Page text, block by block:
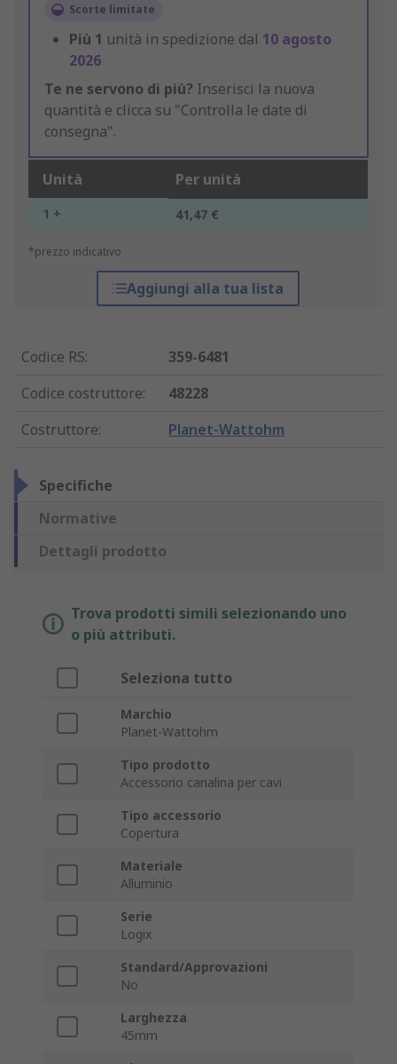
Scorte limitate
Più 1 unità in spedizione dal 10 agosto
2026
Te ne servono di più? Inserisci la nuova
quantità e clicca su "Controlla le date di
consegna".
Unità Per unità
1 + 41,47 €
*prezzo indicativo
Aggiungi alla tua lista
Codice RS:
359-6481
Codice costruttore:
48228
Costruttore: Planet-Wattohm
Specifiche
Normative
Dettagli prodotto
Trova prodotti simili selezionando uno
o più attributi.
Seleziona tutto
Marchio
Planet-Wattohm
Tipo prodotto
Accessorio canalina per cavi
Tipo accessorio
Copertura
Materiale
Alluminio
Serie
Logix
Standard/Approvazioni
No
Larghezza
45mm